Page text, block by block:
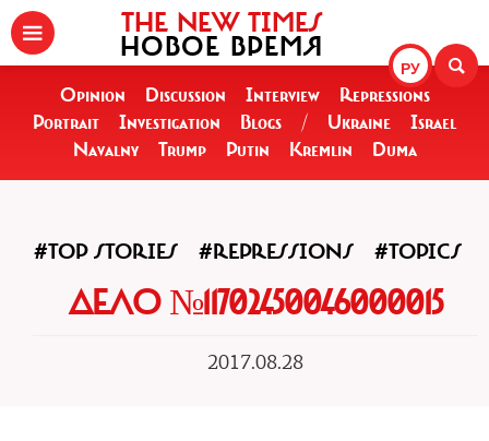
РУ
THE NEW TIMES
НОВОЕ ВРЕМЯ
Opinion Discussion Interview
Repressions
Portrait
Investigation Blogs / Ukraine
Israel
Navalny
Trump Putin Kremlin Duma
#TOP STORIES #REPRESSIONS #TOPICS
ДЕЛО №11702450046000015
2017.08.28